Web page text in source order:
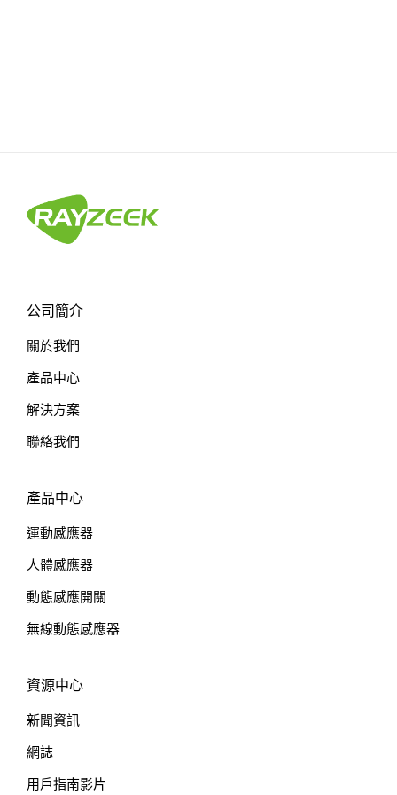
公司簡介
關於我們
產品中心
解決方案
聯絡我們
產品中心
運動感應器
人體感應器
動態感應開關
無線動態感應器
資源中心
新聞資訊
網誌
用戶指南影片